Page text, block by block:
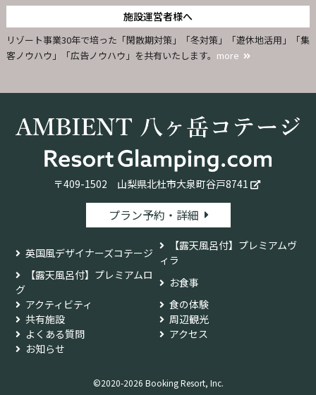
施設運営者様へ
リゾート事業30年で培った「閑散期対策」「冬対策」「遊休地活用」「集
客ノウハウ」「広告ノウハウ」を共有いたします。 more
〒409-1502 山梨県北杜市大泉町谷戸8741
プラン予約・詳細
英国風デザイナーズコテージ
【露天風呂付】プレミアムヴ
ィラ
【露天風呂付】プレミアムロ
グ
お食事
アクティビティ
食の体験
共有施設
周辺観光
よくある質問
アクセス
お知らせ
©2020-2026 Booking Resort, Inc.